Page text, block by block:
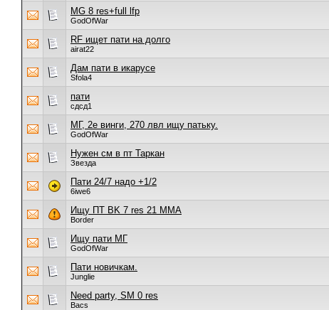
MG 8 res+full lfp
GodOfWar
RF ищет пати на долго
airat22
Дам пати в икарусе
Sfola4
пати
сдсд1
МГ, 2е винги, 270 лвл ищу патьку.
GodOfWar
Нужен см в пт Таркан
Звезда
Пати 24/7 надо +1/2
6iwe6
Ищу ПТ BK 7 res 21 MMA
Border
Ищу пати МГ
GodOfWar
Пати новичкам.
Junglie
Need party, SM 0 res
Bacs